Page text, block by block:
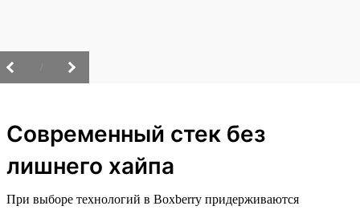
Современный стек без
лишнего хайпа
При выборе технологий в Boxberry придерживаются